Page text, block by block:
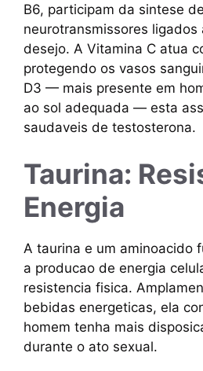
B6, participam da sintese de
neurotransmissores ligados
desejo. A Vitamina C atua
protegendo os vasos
D3 — mais presente em
ao sol adequada — esta
saudaveis de testosterona.
Taurina:
Energia
A taurina e um aminoacido
a producao de energia
resistencia fisica.
bebidas energeticas, ela
homem tenha mais
durante o ato sexual.